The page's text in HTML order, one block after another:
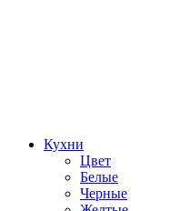
Кухни
Цвет
Белые
Черные